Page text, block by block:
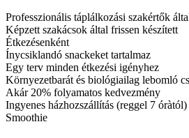
Professzionális táplálkozási szakértők
Képzett szakácsok által frissen készített
Étkezésenként
Ínycsiklandó snackeket tartalmaz
Egy terv minden étkezési igényhez
Környezetbarát és biológiailag lebomló
Akár 20% folyamatos kedvezmény
Ingyenes házhozszállítás (reggel 7 óràtól)
Smoothie